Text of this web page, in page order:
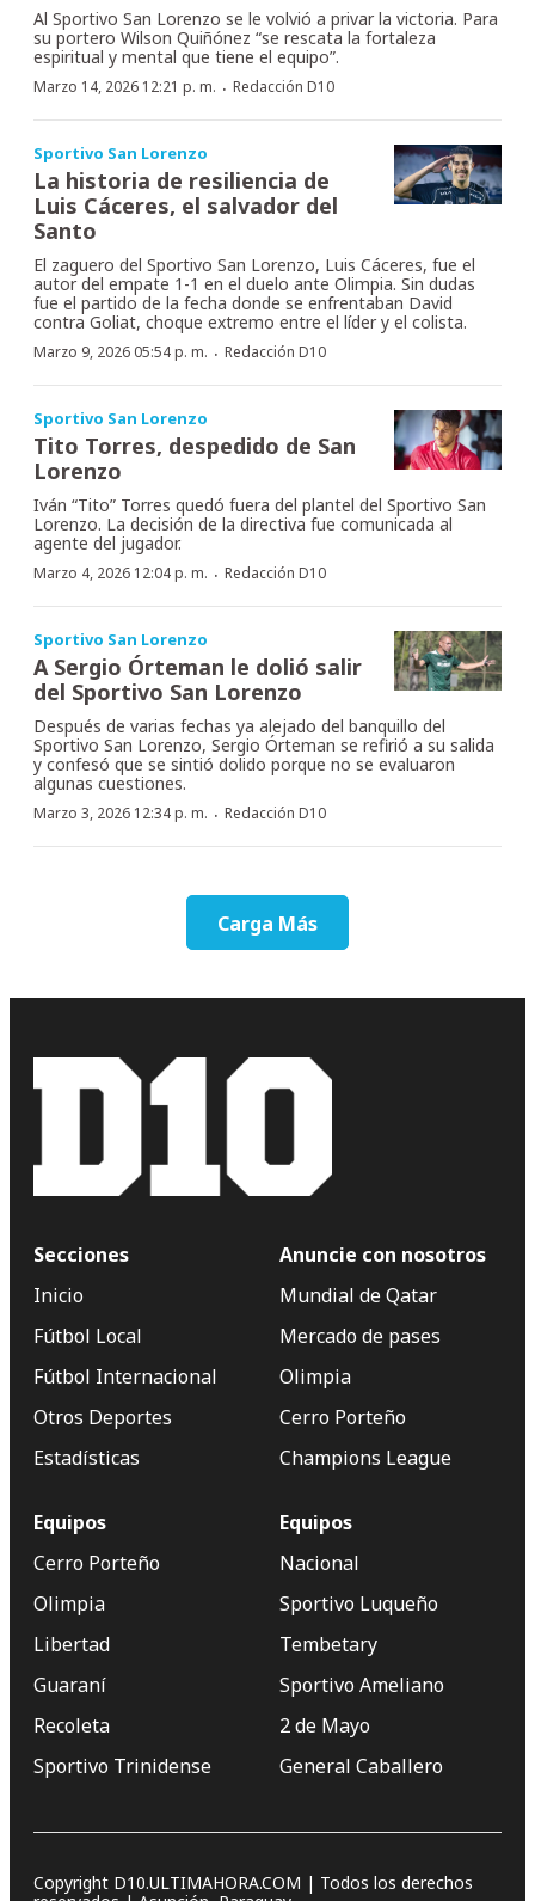
Al Sportivo San Lorenzo se le volvió a privar la victoria. Para
su portero Wilson Quiñónez “se rescata la fortaleza
espiritual y mental que tiene el equipo”.
Marzo 14, 2026 12:21 p. m. · Redacción D10
Sportivo San Lorenzo
La historia de resiliencia de
Luis Cáceres, el salvador del
Santo
El zaguero del Sportivo San Lorenzo, Luis Cáceres, fue el
autor del empate 1-1 en el duelo ante Olimpia. Sin dudas
fue el partido de la fecha donde se enfrentaban David
contra Goliat, choque extremo entre el líder y el colista.
Marzo 9, 2026 05:54 p. m. · Redacción D10
Sportivo San Lorenzo
Tito Torres, despedido de San
Lorenzo
Iván “Tito” Torres quedó fuera del plantel del Sportivo San
Lorenzo. La decisión de la directiva fue comunicada al
agente del jugador.
Marzo 4, 2026 12:04 p. m. · Redacción D10
Sportivo San Lorenzo
A Sergio Órteman le dolió salir
del Sportivo San Lorenzo
Después de varias fechas ya alejado del banquillo del
Sportivo San Lorenzo, Sergio Órteman se refirió a su salida
y confesó que se sintió dolido porque no se evaluaron
algunas cuestiones.
Marzo 3, 2026 12:34 p. m. · Redacción D10
Carga Más
Secciones
Inicio
Fútbol Local
Fútbol Internacional
Otros Deportes
Estadísticas
Anuncie con nosotros
Mundial de Qatar
Mercado de pases
Olimpia
Cerro Porteño
Champions League
Equipos
Cerro Porteño
Olimpia
Libertad
Guaraní
Recoleta
Sportivo Trinidense
Equipos
Nacional
Sportivo Luqueño
Tembetary
Sportivo Ameliano
2 de Mayo
General Caballero
Copyright D10.ULTIMAHORA.COM | Todos los derechos